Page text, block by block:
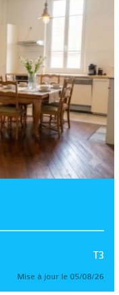
T3
Mise à jour le 05/08/26